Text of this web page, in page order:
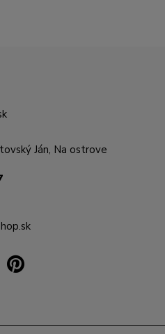
Ján, Na ostrove